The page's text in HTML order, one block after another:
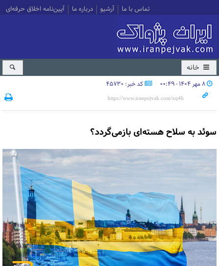
تماس با ما آرشیو درباره ما آیین‌نامه اخلاق حرفه‌ای
خانه
۸ مهر ۱۴۰۴ - ۰۰:۴۹ کد خبر: 45730
سوئد به سلاح هسته‌ای بازمی‌گردد؟